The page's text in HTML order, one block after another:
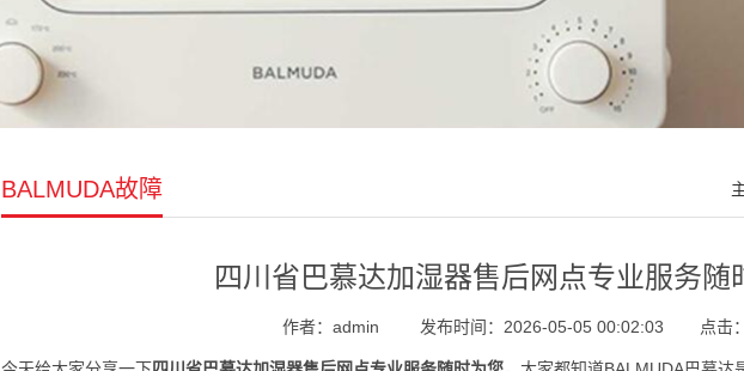
BALMUDA故障
四川省巴慕达加湿器售后网点专业服务随
作者：admin 发布时间：2026-05-05 00:02:03 点击：